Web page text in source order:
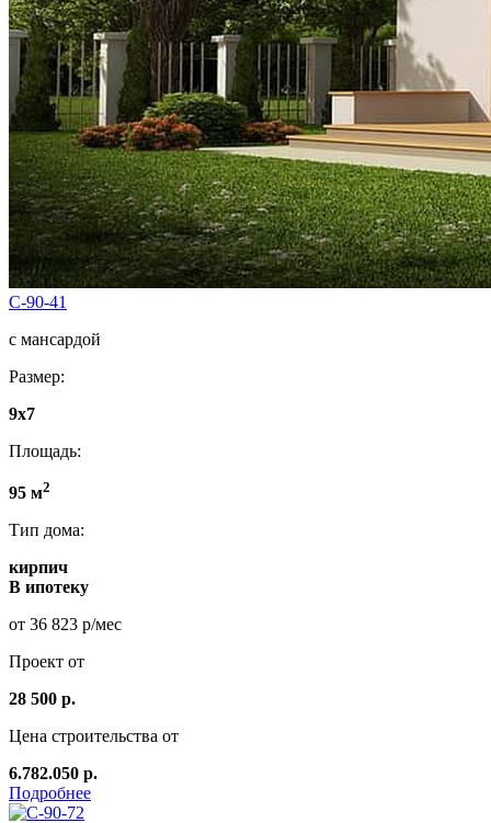
С-90-41
с мансардой
Размер:
9x7
Площадь:
95 м2
Тип дома:
кирпич
В ипотеку
от 36 823 р/мес
Проект от
28 500 р.
Цена строительства от
6.782.050 р.
Подробнее